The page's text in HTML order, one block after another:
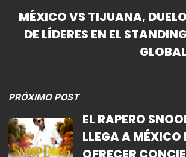
MÉXICO VS TIJUANA, DUELO
DE LÍDERES EN EL STANDING
GLOBAL
PRÓXIMO POST
EL RAPERO
LLEGA A MÉXICO